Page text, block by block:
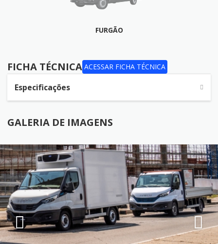
FURGÃO
FICHA TÉCNICA ACESSAR FICHA TÉCNICA
Especificações
GALERIA DE IMAGENS